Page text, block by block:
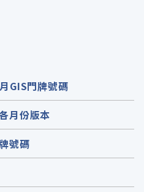
GIS門牌號碼
月份版本
號碼